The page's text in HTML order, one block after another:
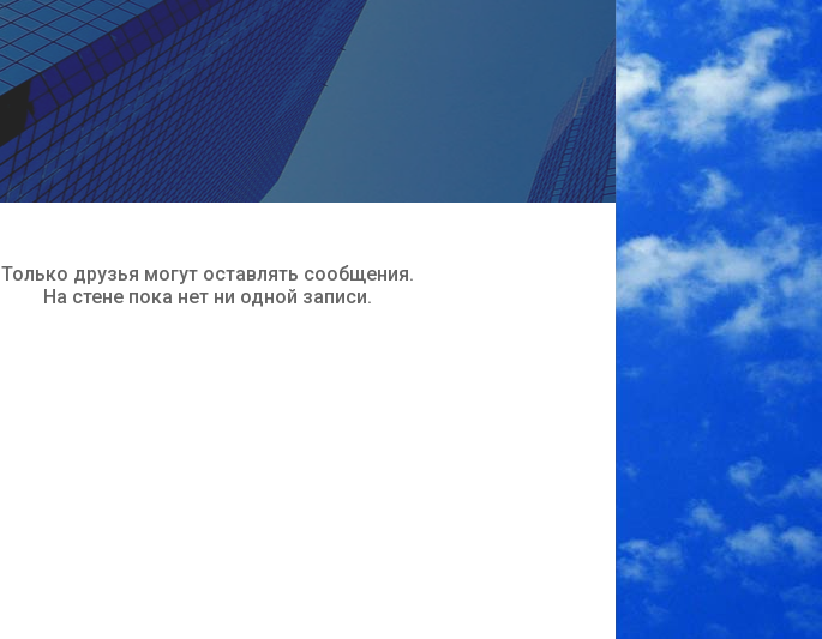
Только друзья могут оставлять сообщения.
На стене пока нет ни одной записи.